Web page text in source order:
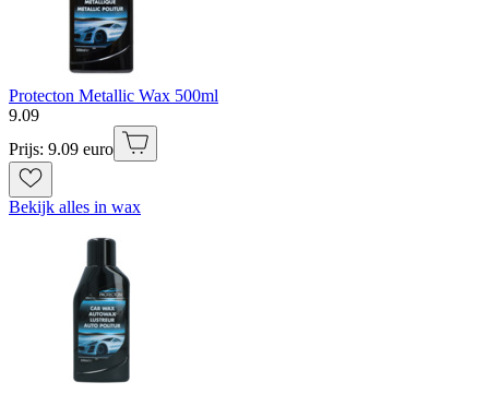
Protecton Metallic Wax 500ml
9.09
Prijs: 9.09 euro
Bekijk alles in wax